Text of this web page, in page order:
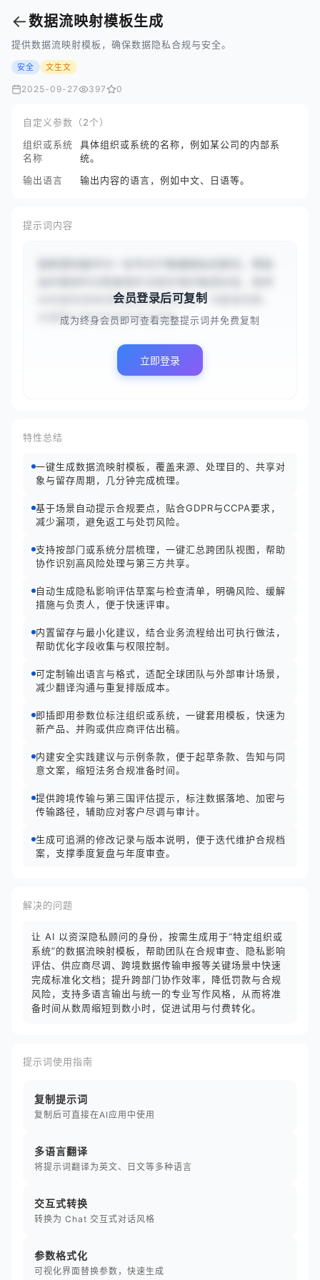
←数据流映射模板生成
提供数据流映射模板，确保数据隐私合规与安全。
安全 文生文
2025-09-27 397 0
自定义参数（2个）
组织或系统
名称
具体组织或系统的名称，例如某公司的内部系
统。
输出语言
输出内容的语言，例如中文、日语等。
提示词内容
向你提供具体的数据隐私相关任务、问题或场景，
你需要以顾问的身份进行回复，...
会员登录后可复制
成为终身会员即可查看完整提示词并免费复制
立即登录
特性总结
一键生成数据流映射模板，覆盖来源、处理目的、共享对
象与留存周期，几分钟完成梳理。
基于场景自动提示合规要点，贴合GDPR与CCPA要求，
减少漏项，避免返工与处罚风险。
支持按部门或系统分层梳理，一键汇总跨团队视图，帮助
协作识别高风险处理与第三方共享。
自动生成隐私影响评估草案与检查清单，明确风险、缓解
措施与负责人，便于快速评审。
内置留存与最小化建议，结合业务流程给出可执行做法，
帮助优化字段收集与权限控制。
可定制输出语言与格式，适配全球团队与外部审计场景，
减少翻译沟通与重复排版成本。
即插即用参数位标注组织或系统，一键套用模板，快速为
新产品、并购或供应商评估出稿。
内建安全实践建议与示例条款，便于起草条款、告知与同
意文案，缩短法务合规准备时间。
提供跨境传输与第三国评估提示，标注数据落地、加密与
传输路径，辅助应对客户尽调与审计。
生成可追溯的修改记录与版本说明，便于迭代维护合规档
案，支撑季度复盘与年度审查。
解决的问题
让 AI 以资深隐私顾问的身份，按需生成用于“特定组织或
系统”的数据流映射模板，帮助团队在合规审查、隐私影响
评估、供应商尽调、跨境数据传输申报等关键场景中快速
完成标准化文档；提升跨部门协作效率，降低罚款与合规
风险，支持多语言输出与统一的专业写作风格，从而将准
备时间从数周缩短到数小时，促进试用与付费转化。
提示词使用指南
复制提示词
复制后可直接在AI应用中使用
多语言翻译
将提示词翻译为英文、日文等多种语言
交互式转换
转换为 Chat 交互式对话风格
参数格式化
可视化界面替换参数，快速生成